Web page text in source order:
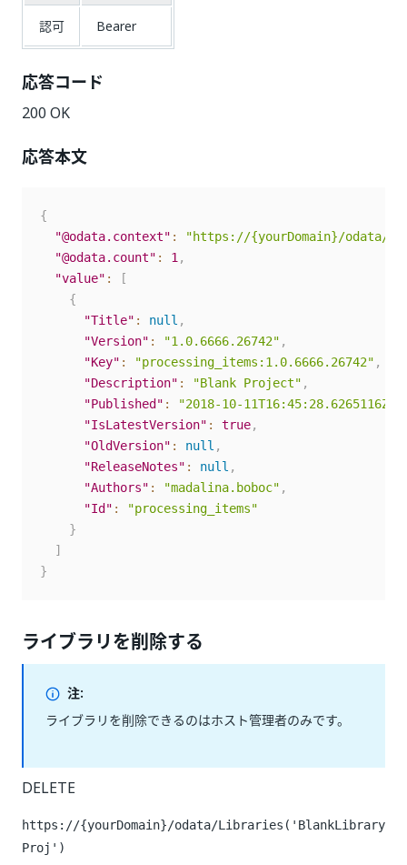
認可 Bearer
応答コード
200 OK
応答本文
{
"@odata.context" :
"https://{yourDomain}/odata/
"@odata.count" : 1 ,
"value" :
[
{
"Title" : null ,
"Version" : "1.0.6666.26742" ,
"Key" : "processing_items:1.0.6666.26742" ,
"Description" : "Blank Project" ,
"Published" : "2018-10-11T16:45:28.6265116Z"
"IsLatestVersion" : true,
"OldVersion" : null ,
"ReleaseNotes" : null ,
"Authors" : "madalina.boboc" ,
"Id" :
"processing_items"
}
]
}
ライブラリを削除する
注:
ライブラリを削除できるのはホスト管理者のみです。
DELETE
https://{yourDomain}/odata/Libraries('BlankLibrary
Proj')